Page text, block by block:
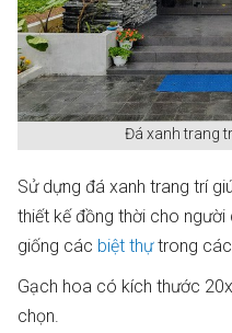
Đá xanh trang
Sử dựng đá xanh trang trí
thiết kế đồng thời cho
giống các biệt thựtrong
Gạch hoa có kích thước
chọn.